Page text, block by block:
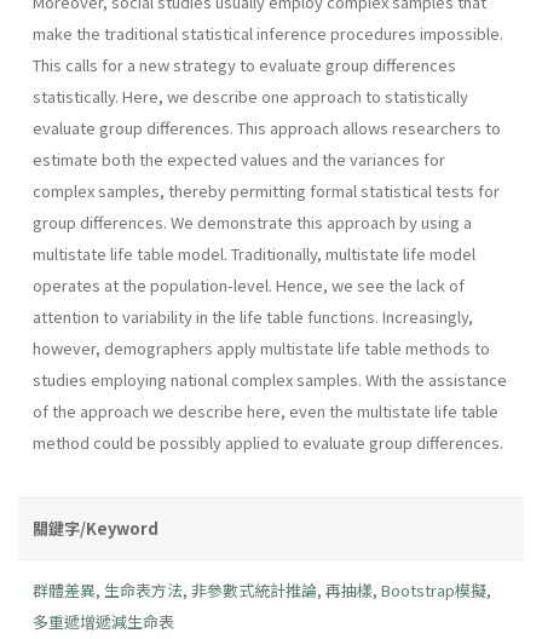
make the traditional statistical inference procedures impossible.
This calls for a new strategy to evaluate group differences
statistically. Here, we describe one approach to statistically
evaluate group differences. This approach allows researchers to
estimate both the expected values and the variances for
complex samples, thereby permitting formal statistical tests for
group differences. We demonstrate this approach by using a
multistate life table model. Traditionally, multistate life model
operates at the population-level. Hence, we see the lack of
attention to variability in the life table functions. Increasingly,
however, demographers apply multistate life table methods to
studies employing national complex samples. With the assistance
of the approach we describe here, even the multistate life table
method could be possibly applied to evaluate group differences.
關鍵字/Keyword
群體差異, 生命表方法, 非參數式統計推論, 再抽樣, Bootstrap模擬,
多重遞增遞減生命表